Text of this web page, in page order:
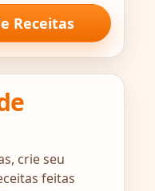
Receitas
crie seu
feitas